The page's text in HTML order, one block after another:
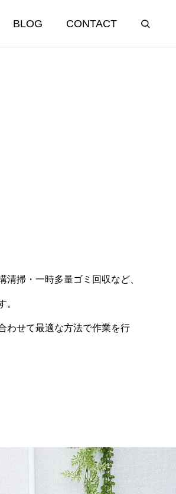
BLOG CONTACT
掃・一時多量ゴミ回収など、
。
わせて最適な方法で作業を行